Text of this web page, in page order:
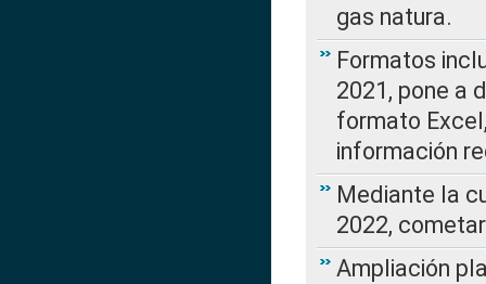
gas natura.
Formatos
2021, pone a
formato
información
Mediante la
2022,
Ampliación